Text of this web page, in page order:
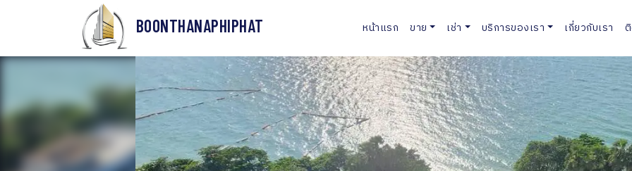
BOONTHANAPHIPHAT หน้าแรก ขาย เช่า บริการของเรา เกี่ยวกับเรา